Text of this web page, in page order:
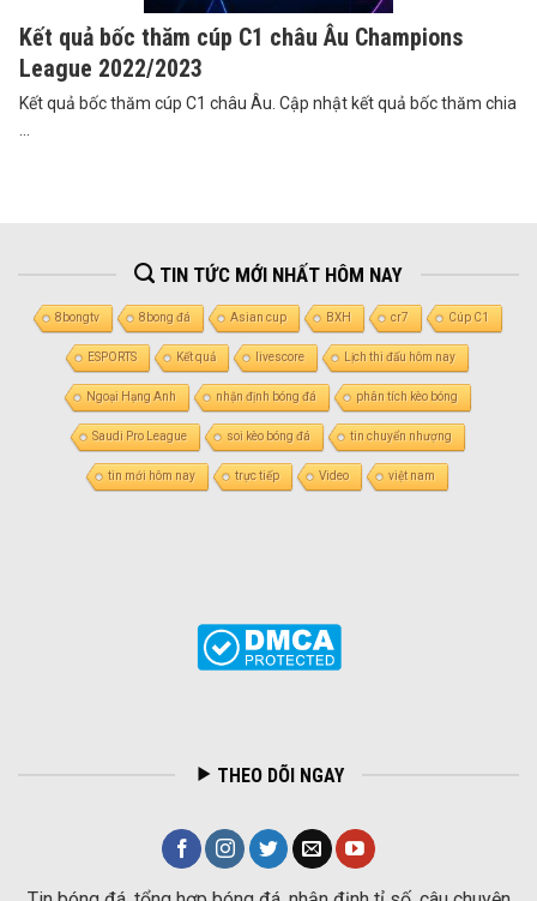
Kết quả bốc thăm cúp C1 châu Âu Champions
League 2022/2023
Kết quả bốc thăm cúp C1 châu Âu. Cập nhật kết quả bốc thăm chia
...
TIN TỨC MỚI NHẤT HÔM NAY
8bongtv 8bong đá Asian cup BXH cr7 Cúp C1
ESPORTS Kết quả livescore Lịch thi đấu hôm nay
Ngoại Hạng Anh nhận định bóng đá phân tích kèo bóng
Saudi Pro League soi kèo bóng đá tin chuyển nhượng
tin mới hôm nay trực tiếp Video việt nam
THEO DÕI NGAY